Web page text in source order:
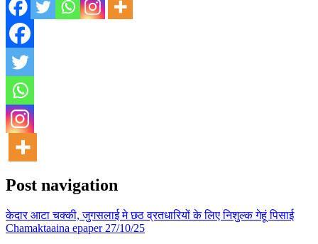
Post navigation
केदार आटा चक्की, जुगसलाई मे छठ व्रतधारियों के लिए निशुल्क गेहूं पिसाई
Chamaktaaina epaper 27/10/25